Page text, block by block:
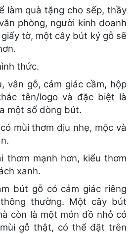
làm quà tặng cho sếp, thầy
phòng, người kinh doanh
tờ, một cây bút ký gỗ sẽ
thức.
vân gỗ, cảm giác cầm, hộp
tên/logo và đặc biệt là
một số dòng bút.
mùi thơm dịu nhẹ, mộc và
thơm mạnh hơn, kiểu thơm
xanh.
bút gỗ có cảm giác riêng
thường. Một cây bút
còn là một món đồ nhỏ có
gỗ thật, có thể đặt trên